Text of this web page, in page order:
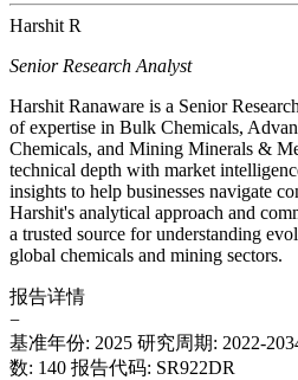
Harshit R
Senior Research Analyst
Harshit Ranaware is a Senior
of expertise in Bulk Chemicals,
Chemicals, and Mining Minerals &
technical depth with market
insights to help businesses navigate
Harshit's analytical approach and
a trusted source for understanding
global chemicals and mining sectors.
报告详情
−
基准年份: 2025 研究周期: 2022-
数: 140 报告代码: SR922DR